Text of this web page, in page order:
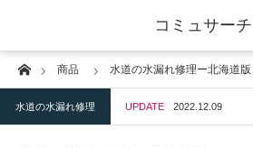
コミュサーチ
Home商品 水道の水漏れ修理ー北海道版
水道の水漏れ修理 UPDATE 2022.12.09
ホーム
士業